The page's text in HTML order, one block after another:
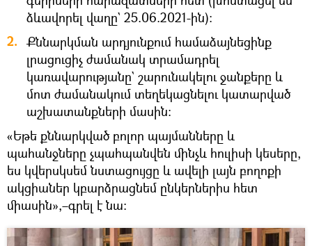
ձևավորել վաղը` 25.06.2021-ին)։
Քննարկման արդյունքում համաձայնեցինք
լրացուցիչ ժամանակ տրամադրել
կառավարությանը` շարունակելու ջանքերը և
մոտ ժամանակում տեղեկացնելու կատարված
աշխատանքների մասին։
«Եթե քննարկված բոլոր պայմանները և
պահանջները չպահպանվեն մինչև հուլիսի կեսերը,
ես կվերսկսեմ նստացույցը և ավելի լայն բողոքի
ակցիաներ կբարձրացնեմ ընկերներիս հետ
միասին»,–գրել է նա։